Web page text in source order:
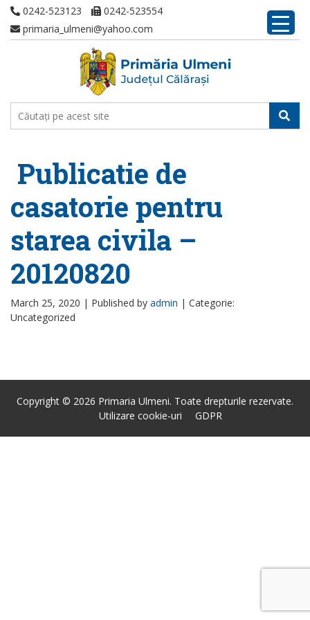
0242-523123
0242-523554
primaria_ulmeni@yahoo.com
Publicatie de
casatorie pentru
starea civila –
20120820
March 25, 2020 | Published by admin | Categorie:
Uncategorized
Copyright © 2026 Primaria Ulmeni. Toate drepturile rezervate.
Utilizare cookie-uri
GDPR